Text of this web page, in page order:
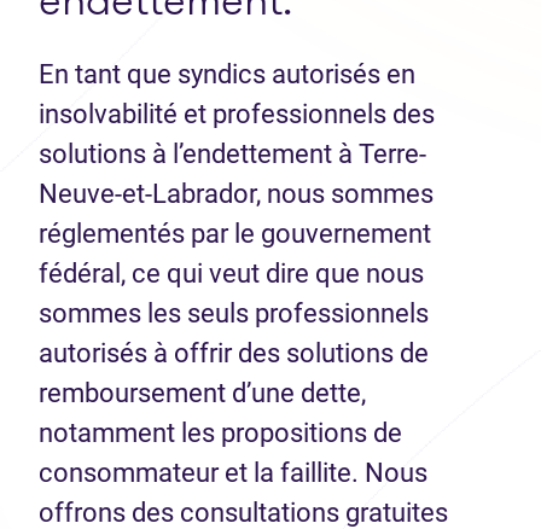
En tant que syndics autorisés en
insolvabilité et professionnels des
solutions à l’endettement à Terre-
Neuve-et-Labrador, nous sommes
réglementés par le gouvernement
fédéral, ce qui veut dire que nous
sommes les seuls professionnels
autorisés à offrir des solutions de
remboursement d’une dette,
notamment les propositions de
consommateur et la faillite. Nous
offrons des consultations gratuites